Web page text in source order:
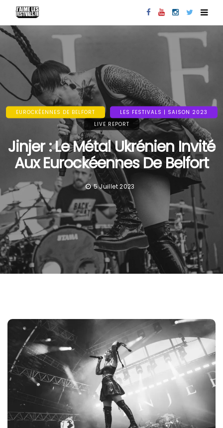
EUROCKÉENNES DE BELFORT
LES FESTIVALS | SAISON 2023
LIVE REPORT
Jinjer : Le Métal Ukrénien Invité
Aux Eurockéennes De Belfort
5 Juillet 2023